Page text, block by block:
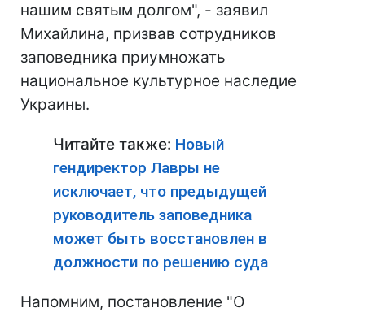
нашим святым долгом", - заявил
Михайлина, призвав сотрудников
заповедника приумножать
национальное культурное наследие
Украины.
Читайте также: Новый
гендиректор Лавры не
исключает, что предыдущей
руководитель заповедника
может быть восстановлен в
должности по решению суда
Напомним, постановление "О